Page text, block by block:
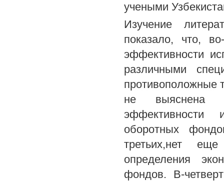
учеными
Изучение
показало, что,
эффективности
различными
противоположные
не выяснена
эффективности
оборотных
третьих,нет
определения
фондов. В-